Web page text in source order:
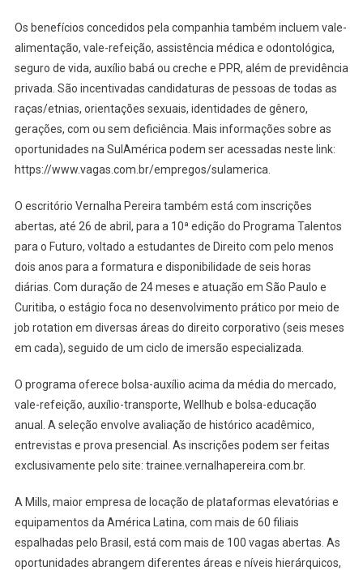
Os benefícios concedidos pela companhia também incluem vale-
alimentação, vale-refeição, assistência médica e odontológica,
seguro de vida, auxílio babá ou creche e PPR, além de previdência
privada. São incentivadas candidaturas de pessoas de todas as
raças/etnias, orientações sexuais, identidades de gênero,
gerações, com ou sem deficiência. Mais informações sobre as
oportunidades na SulAmérica podem ser acessadas neste link:
https://www.vagas.com.br/empregos/sulamerica.
O escritório Vernalha Pereira também está com inscrições
abertas, até 26 de abril, para a 10ª edição do Programa Talentos
para o Futuro, voltado a estudantes de Direito com pelo menos
dois anos para a formatura e disponibilidade de seis horas
diárias. Com duração de 24 meses e atuação em São Paulo e
Curitiba, o estágio foca no desenvolvimento prático por meio de
job rotation em diversas áreas do direito corporativo (seis meses
em cada), seguido de um ciclo de imersão especializada.
O programa oferece bolsa-auxílio acima da média do mercado,
vale-refeição, auxílio-transporte, Wellhub e bolsa-educação
anual. A seleção envolve avaliação de histórico acadêmico,
entrevistas e prova presencial. As inscrições podem ser feitas
exclusivamente pelo site: trainee.vernalhapereira.com.br.
A Mills, maior empresa de locação de plataformas elevatórias e
equipamentos da América Latina, com mais de 60 filiais
espalhadas pelo Brasil, está com mais de 100 vagas abertas. As
oportunidades abrangem diferentes áreas e níveis hierárquicos,